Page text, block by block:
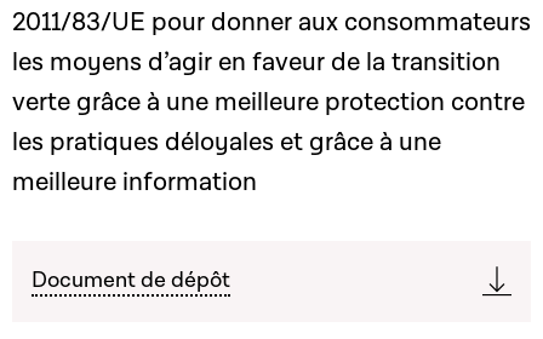
2011/83/UE pour donner aux consommateurs
les moyens d’agir en faveur de la transition
verte grâce à une meilleure protection contre
les pratiques déloyales et grâce à une
meilleure information
Document de dépôt